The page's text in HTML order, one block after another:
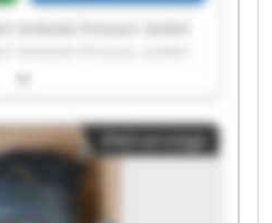
Ambold Pressen GmbH
Ambold Pressen GmbH
Ambold Pressen GmbH
Ambold Pressen GmbH
Ambold Pressen GmbH
Kleinanzeige